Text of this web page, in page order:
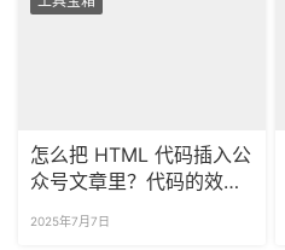
怎么把 HTML 代码插入公
众号文章里？代码的效果
2025年7月7日